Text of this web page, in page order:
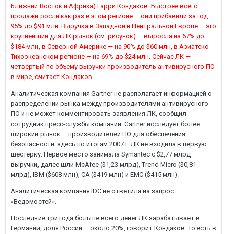
Ближний Восток и Африка) Гарри Кондаков. Быстрее всего
продажи росли как раз в этом регионе — они прибавили за год
95% до $91 млн. Выручка в Западной и Центральной Европе — это
крупнейший для ЛК рынок (см. рисунок) — выросла на 67% до
$184 млн, в Северной Америке — на 90% до $60 млн, в Азиатско-
Тихоокеанском регионе — на 69% до $24 млн. Сейчас ЛК —
четвертый по объему выручки производитель антивирусного ПО
в мире, считает Кондаков.
Аналитическая компания Gartner не располагает информацией о
распределении рынка между производителями антивирусного
ПО и не может комментировать заявления ЛК, сообщил
сотрудник пресс-службы компании. Gartner исследует более
широкий рынок — производителей ПО для обеспечения
безопасности: здесь по итогам 2007 г. ЛК не входила в первую
шестерку. Первое место занимала Symantec с $2,77 млрд
выручки, далее шли McAfee ($1,23 млрд), Trend Micro ($0,81
млрд), IBM ($608 млн), CA ($419 млн) и EMC ($415 млн).
Аналитическая компания IDC не ответила на запрос
«Ведомостей».
Последние три года больше всего денег ЛК зарабатывает в
Германии, доля России — около 20%, говорит Кондаков. То есть в